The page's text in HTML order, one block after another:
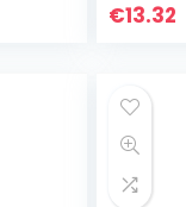
€13.32